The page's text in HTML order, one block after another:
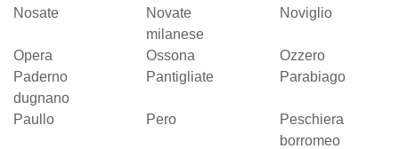
Nosate
Novate
milanese
Noviglio
Opera Ossona
Ozzero
Paderno
dugnano
Pantigliate Parabiago
Paullo Pero
Peschiera
borromeo